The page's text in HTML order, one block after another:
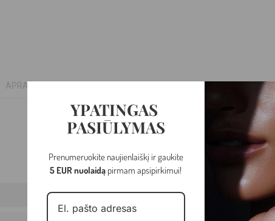
APRAŠYMAS
Raudonas
YPATINGAS
PASIŪLYMAS
Prenumeruokite naujienlaiškį ir gaukite
5 EUR nuolaidą pirmam apsipirkimui!